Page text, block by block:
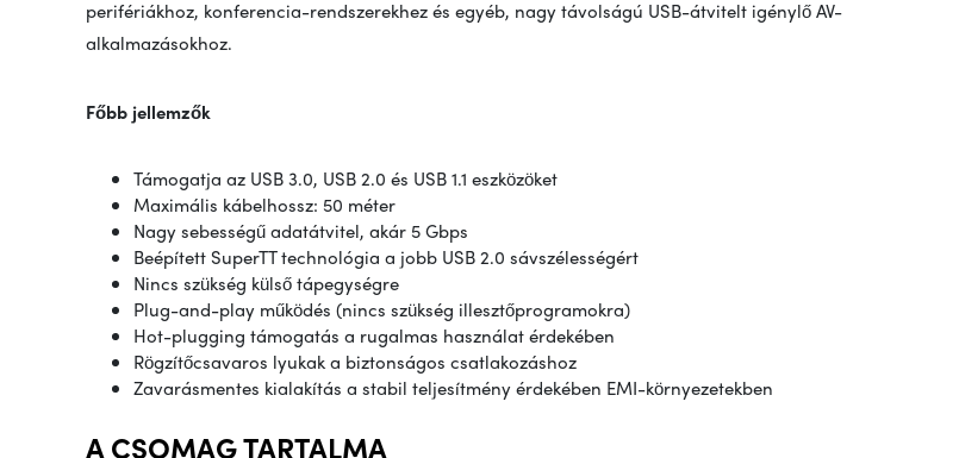
perifériákhoz, konferencia-rendszerekhez és egyéb, nagy távolságú USB-átvitelt igénylő AV-
alkalmazásokhoz.
Főbb jellemzők
Támogatja az USB 3.0, USB 2.0 és USB 1.1 eszközöket
Maximális kábelhossz: 50 méter
Nagy sebességű adatátvitel, akár 5 Gbps
Beépített SuperTT technológia a jobb USB 2.0 sávszélességért
Nincs szükség külső tápegységre
Plug-and-play működés (nincs szükség illesztőprogramokra)
Hot-plugging támogatás a rugalmas használat érdekében
Rögzítőcsavaros lyukak a biztonságos csatlakozáshoz
Zavarásmentes kialakítás a stabil teljesítmény érdekében EMI-környezetekben
A CSOMAG TARTALMA